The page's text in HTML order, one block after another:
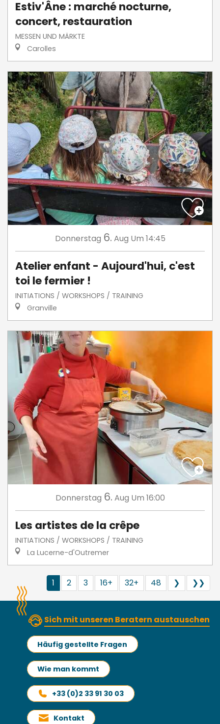
Estiv'Âne : marché nocturne,
concert, restauration
MESSEN UND MÄRKTE
Carolles
Donnerstag 6. Aug Um 14:45
Atelier enfant - Aujourd'hui, c'est
toi le fermier !
INITIATIONS / WORKSHOPS / TRAINING
Granville
Donnerstag 6. Aug Um 16:00
Les artistes de la crêpe
INITIATIONS / WORKSHOPS / TRAINING
La Lucerne-d'Outremer
1 2 3 16+ 32+ 48 ❯ ❯❯
Sich mit unseren Beratern austauschen
Häufig gestellte Fragen
Wie man kommt
+33 (0)2 33 91 30 03
Kontakt